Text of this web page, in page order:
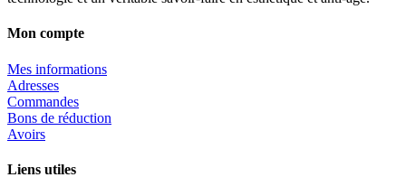
Mon compte
Mes informations
Adresses
Commandes
Bons de réduction
Avoirs
Liens utiles